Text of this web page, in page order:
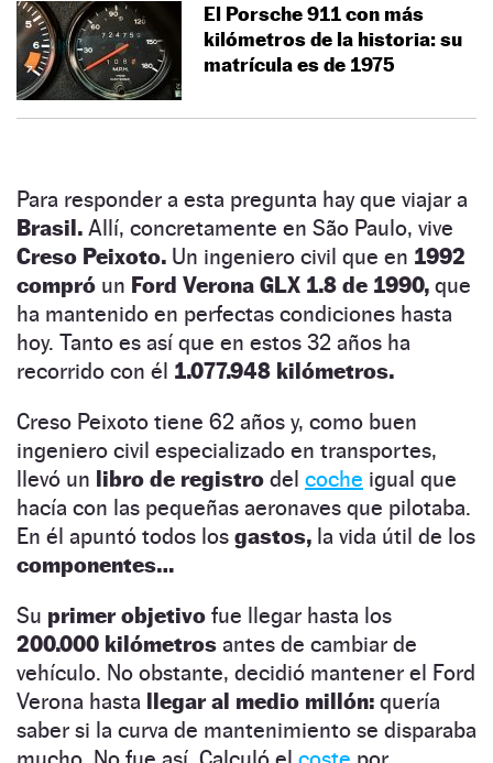
El Porsche 911 con más
kilómetros de la historia: su
matrícula es de 1975
Para responder a esta pregunta hay que viajar a
Brasil. Allí, concretamente en São Paulo, vive
Creso Peixoto. Un ingeniero civil que en 1992
compró un Ford Verona GLX 1.8 de 1990, que
ha mantenido en perfectas condiciones hasta
hoy. Tanto es así que en estos 32 años ha
recorrido con él 1.077.948 kilómetros.
Creso Peixoto tiene 62 años y, como buen
ingeniero civil especializado en transportes,
llevó un libro de registro del coche igual que
hacía con las pequeñas aeronaves que pilotaba.
En él apuntó todos los gastos, la vida útil de los
componentes…
Su primer objetivo fue llegar hasta los
200.000 kilómetros antes de cambiar de
vehículo. No obstante, decidió mantener el Ford
Verona hasta llegar al medio millón: quería
saber si la curva de mantenimiento se disparaba